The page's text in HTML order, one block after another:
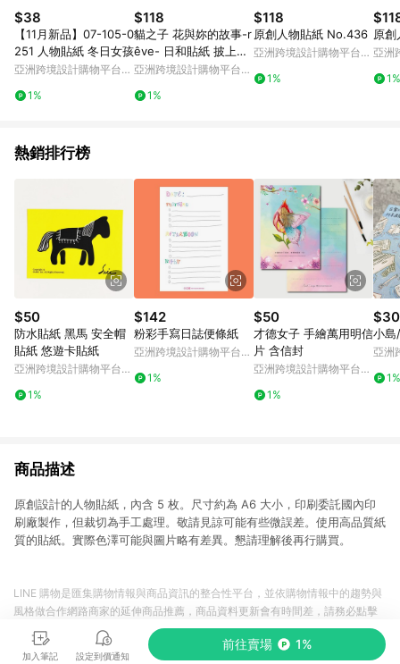
面，方享導購資格。
$38
【11月新品】07-105-0
251 人物貼紙 冬日女孩
亞洲跨境設計購物平台
1%
$118
貓之子 花與妳的故事-r
êve- 日和貼紙 披上春
日
亞洲跨境設計購物平台
1%
$118
原創人物貼紙 No.436
亞洲跨境設計購物平台
1%
原
亞洲
1%
熱銷排行榜
$50
防水貼紙 黑馬 安全帽
貼紙 悠遊卡貼紙
亞洲跨境設計購物平台
1%
$142
粉彩手寫日誌便條紙
亞洲跨境設計購物平台
1%
$50
才德女子 手繪萬用明信
片 含信封
亞洲跨境設計購物平台
1%
$30
小島
亞洲
1%
商品描述
原創設計的人物貼紙，內含 5 枚。尺寸約為 A6 大小，印刷委託國內印
刷廠製作，但裁切為手工處理。敬請見諒可能有些微誤差。使用高品質紙
質的貼紙。實際色澤可能與圖片略有差異。懇請理解後再行購買。
加入筆記 設定到價通知
前往賣場 1%
LINE 購物是匯集購物情報與商品資訊的整合性平台，並依購物情報中的趨勢與
風格做合作網路商家的延伸商品推薦，商品資料更新會有時間差，請務必點擊
商品至各合作網路商家，確認現售價與購物條件，一切資訊以合作廠商網頁為
準。